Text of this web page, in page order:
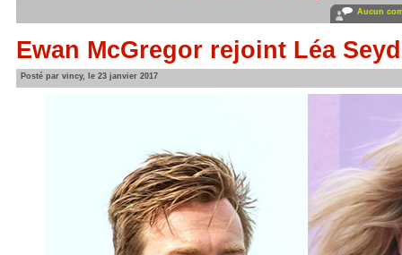
Aucun
Ewan McGregor rejoint Léa
Posté par vincy, le 23 janvier 2017